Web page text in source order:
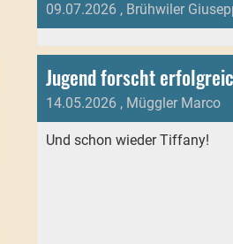
09.07.2026 , Brühwiler
Jugend forscht
14.05.2026 , Müggler Marco
Und schon wieder Tiffany!